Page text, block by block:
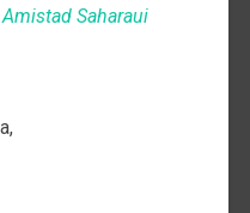
Saharaui